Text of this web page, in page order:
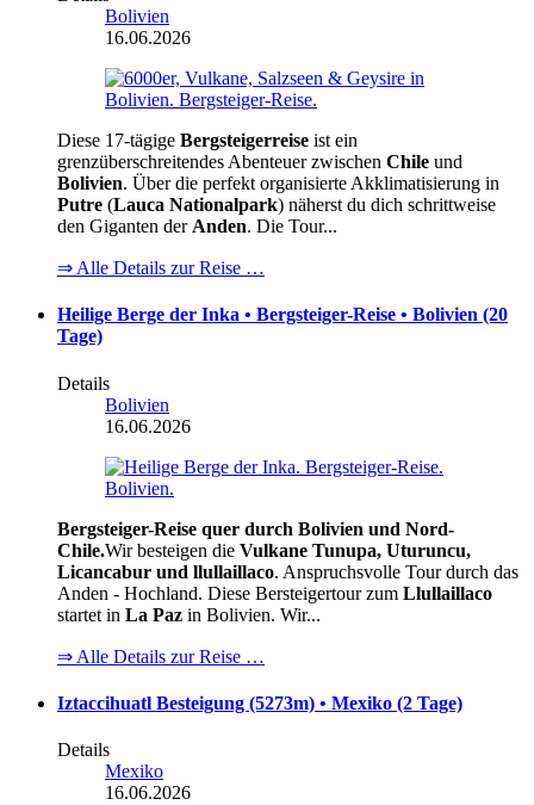
Bolivien
16.06.2026
Diese 17-tägige Bergsteigerreise ist ein
grenzüberschreitendes Abenteuer zwischen Chile und
Bolivien. Über die perfekt organisierte Akklimatisierung in
Putre (Lauca Nationalpark) näherst du dich schrittweise
den Giganten der Anden. Die Tour...
⇒ Alle Details zur Reise …
Heilige Berge der Inka • Bergsteiger-Reise • Bolivien (20
Tage)
Details
Bolivien
16.06.2026
Bergsteiger-Reise quer durch Bolivien und Nord-
Chile.Wir besteigen die Vulkane Tunupa, Uturuncu,
Licancabur und llullaillaco. Anspruchsvolle Tour durch das
Anden - Hochland. Diese Bersteigertour zum Llullaillaco
startet in La Paz in Bolivien. Wir...
⇒ Alle Details zur Reise …
Iztaccihuatl Besteigung (5273m) • Mexiko (2 Tage)
Details
Mexiko
16.06.2026